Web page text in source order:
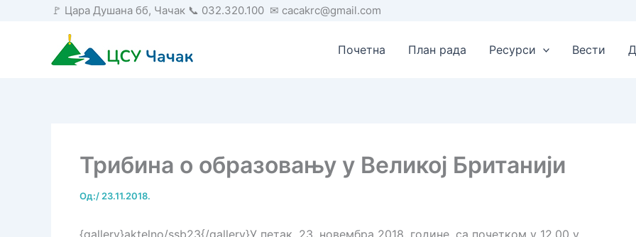
🚩 Цара Душана бб, Чачак 📞 032.320.100 ✉ cacakrc@gmail.com
Почетна План рада Ресурси Вести
Трибина о образовању у Великој Британији
Од:/ 23.11.2018.
{gallery}aktelno/ssb23{/gallery}У петак, 23. новембра 2018. године, са почетком у 12.00 у